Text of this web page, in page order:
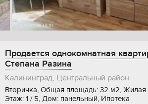
Продается однокомнатная
Степана Разина
Калининград, Центральный район
Вторичка, Общая площадь: 32 м2, Жилая
Этаж: 1 / 5, Дом: панельный, Ипотека